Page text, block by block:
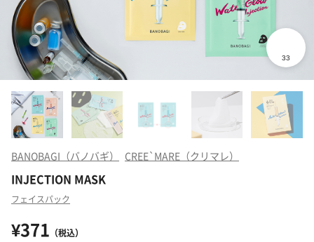
BANOBAGI（バノバギ） CREE`MARE（クリマレ）
INJECTION MASK
フェイスパック
¥371 （税込）